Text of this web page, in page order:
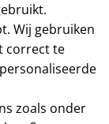
Wij gebruiken
correct te
zoals onder